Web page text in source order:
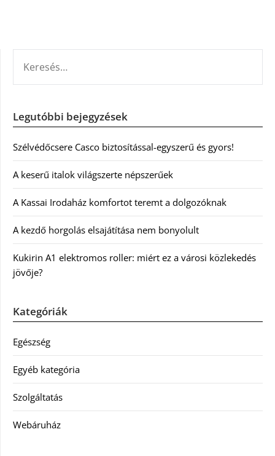
Legutóbbi bejegyzések
Szélvédőcsere Casco biztosítással-egyszerű és gyors!
A keserű italok világszerte népszerűek
A Kassai Irodaház komfortot teremt a dolgozóknak
A kezdő horgolás elsajátítása nem bonyolult
Kukirin A1 elektromos roller: miért ez a városi közlekedés
jövője?
Kategóriák
Egészség
Egyéb kategória
Szolgáltatás
Webáruház